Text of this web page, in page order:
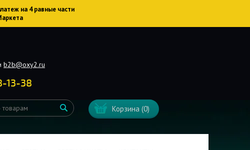
на 4 равные части
b2b@oxy2.ru
13-38
Корзина(0)